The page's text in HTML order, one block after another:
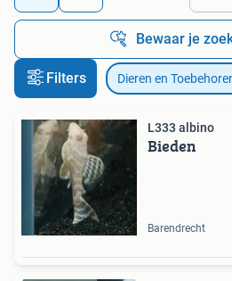
Bewaar je
Filters Dieren en
L333 albino
Bieden
Barendrecht